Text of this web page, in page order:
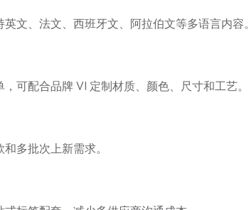
文、法文、西班牙文、阿拉伯文等多语言内容。
可配合品牌 VI 定制材质、颜色、尺寸和工艺。
多批次上新需求。